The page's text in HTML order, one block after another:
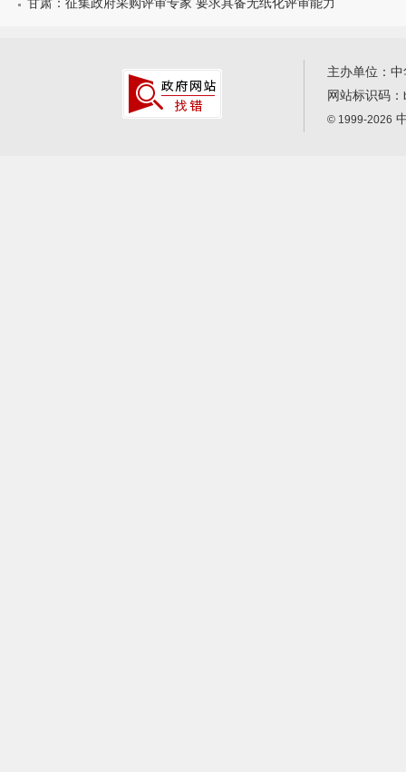
甘肃：征集政府采购评审专家 要求具备无纸化评审能力
主办单位：
网站标识码：
© 1999-2026